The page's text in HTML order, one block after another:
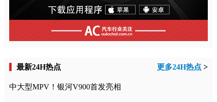
最新24H热点 更多24H热点 >
中大型MPV！银河V900首发亮相